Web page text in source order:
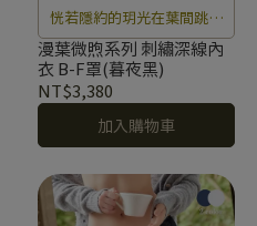
恍若隱約的玥光在葉間跳躍
閃爍，微風中輕柔的低聲吟
唱。
漫葉微煦系列 刺繡深線內
衣 B-F罩(暮夜黑)
NT$3,380
加入購物車